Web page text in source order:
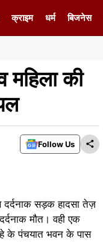
क्राइम धर्म बिजनेस
की
Follow Us
दर्दनाक सड़क हादसा तेज़
मौत। वही एक
के पंचयात भवन के पास